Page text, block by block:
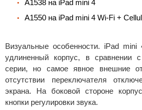
A1538 на iPad mini 4
A1550 на iPad mini 4 Wi-Fi +
Визуальные особенности. iPad
удлиненный корпус, в сравнении
серии, но самое явное внешние
отсутствии переключателя
экрана. На боковой стороне
кнопки регулировки звука.